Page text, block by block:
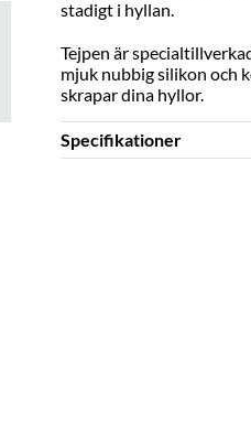
stadigt i hyllan.
Tejpen är
mjuk nubbig silikon och
skrapar dina hyllor.
Specifikationer